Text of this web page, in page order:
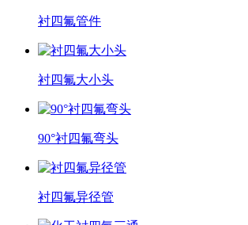
衬四氟管件
衬四氟大小头
90°衬四氟弯头
衬四氟异径管